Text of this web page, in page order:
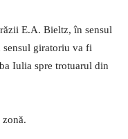
E.A. Bieltz, în sensul
giratoriu va fi
Iulia spre trotuarul din